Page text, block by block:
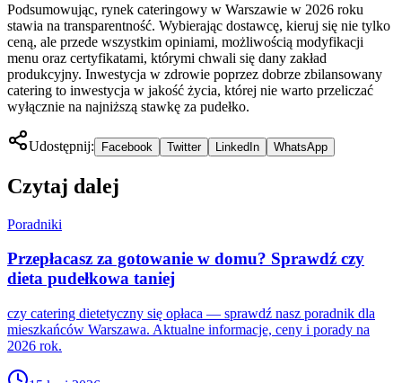
Podsumowując, rynek cateringowy w Warszawie w 2026 roku
stawia na transparentność. Wybierając dostawcę, kieruj się nie tylko
ceną, ale przede wszystkim opiniami, możliwością modyfikacji
menu oraz certyfikatami, którymi chwali się dany zakład
produkcyjny. Inwestycja w zdrowie poprzez dobrze zbilansowany
catering to inwestycja w jakość życia, której nie warto przeliczać
wyłącznie na najniższą stawkę za pudełko.
Udostępnij: Facebook Twitter LinkedIn WhatsApp
Czytaj dalej
Poradniki
Przepłacasz za gotowanie w domu? Sprawdź czy
dieta pudełkowa taniej
czy catering dietetyczny się opłaca — sprawdź nasz poradnik dla
mieszkańców Warszawa. Aktualne informacje, ceny i porady na
2026 rok.